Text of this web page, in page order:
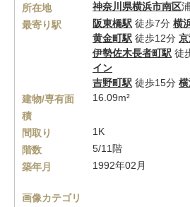
所在地
神奈川県横浜市南区
最寄り駅
阪東橋駅 徒歩7分 横
黄金町駅 徒歩12分
伊勢佐木長者町駅 徒
イン
吉野町駅 徒歩15分
建物/専有面
積
16.09m²
間取り
1K
階数
5/11階
築年月
1992年02月
画像カテゴリ